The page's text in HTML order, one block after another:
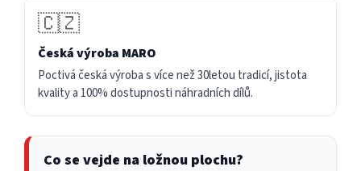
🇨🇿
Česká výroba MARO
Poctivá česká výroba s více než 30letou tradicí, jistota
kvality a 100% dostupnosti náhradních dílů.
Co se vejde na ložnou plochu?